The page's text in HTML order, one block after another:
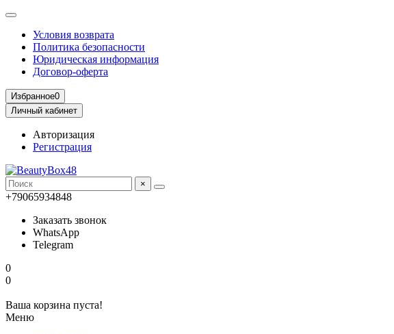
Условия возврата
Политика безопасности
Юридическая информация
Договор-оферта
Избранное0
Личный кабинет
Авторизация
Регистрация
×
+79065934848
Заказать звонок
WhatsApp
Telegram
0
0
Ваша корзина пуста!
Меню